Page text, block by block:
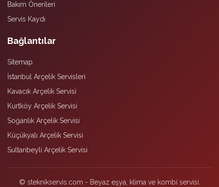
Bakım Önerileri
Servis Kaydı
Bağlantılar
Sitemap
İstanbul Arçelik Servisleri
Kavacık Arçelik Servisi
Kurtköy Arçelik Servisi
Soğanlık Arçelik Servisi
Küçükyalı Arçelik Servisi
Sultanbeyli Arçelik Servisi
© steknikservis.com - Beyaz eşya, klima ve kombi servisi.